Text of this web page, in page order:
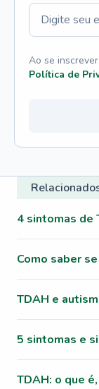
Ao se
Política de
4 sintomas de
Como saber
TDAH e
5 sintomas e
TDAH: o que